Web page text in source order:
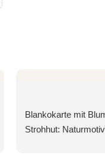
Blankokarte mit
Strohhut: